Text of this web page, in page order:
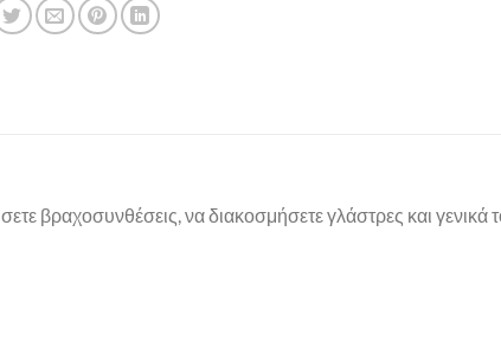
βραχοσυνθέσεις, να διακοσμήσετε γλάστρες και γενικά